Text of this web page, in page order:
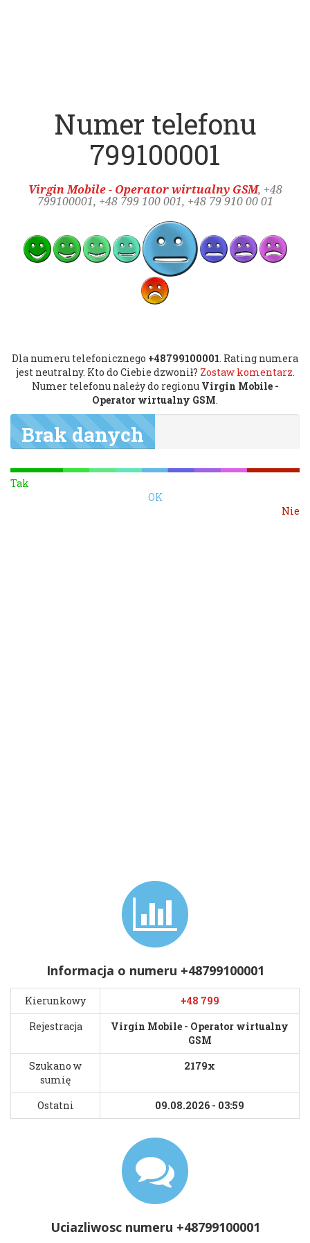
Numer telefonu
799100001
Virgin Mobile - Operator wirtualny GSM, +48
799100001, +48 799 100 001, +48 79 910 00 01
Dla numeru telefonicznego +48799100001. Rating numera
jest neutralny. Kto do Ciebie dzwonił? Zostaw komentarz.
Numer telefonu należy do regionu Virgin Mobile -
Operator wirtualny GSM.
Brak danych
Tak
OK
Nie
Informacja o numeru +48799100001
Kierunkowy
+48 799
Rejestracja
Virgin Mobile - Operator wirtualny
GSM
Szukano w
sumię
2179x
Ostatni 09.08.2026 - 03:59
Uciazliwosc numeru +48799100001